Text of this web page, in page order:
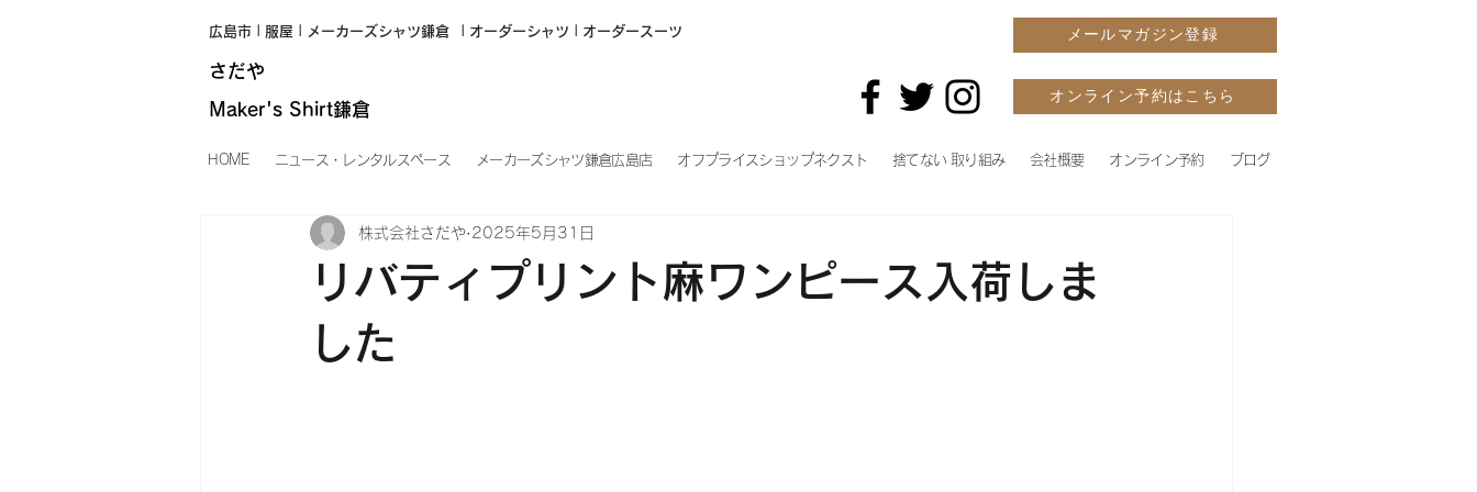
広島市 | 服屋 | メーカーズシャツ鎌倉 | オーダーシャツ | オーダースーツ
さだや
Maker's Shirt鎌倉
メールマガジン登録
オンライン予約はこちら
HOME ニュース・レンタルスペース メーカーズシャツ鎌倉広島店 オフプライスショップネクスト 捨てない 取り組み 会社概要 オンライン予約 ブログ
リバティプリント麻ワンピース入荷しま
した
株式会社さだや 2025年5月31日